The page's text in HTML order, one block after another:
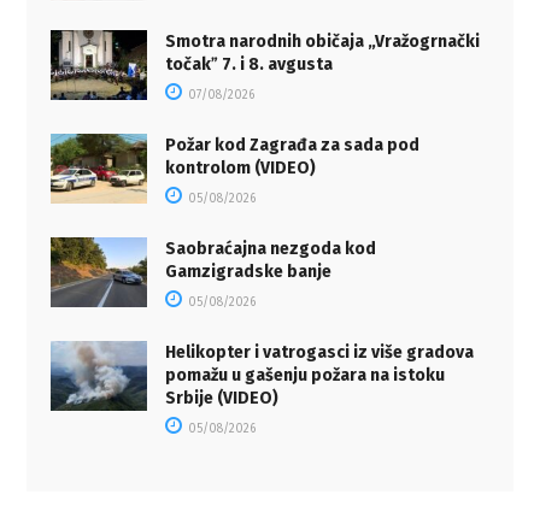
Smotra narodnih običaja „Vražogrnački
točakˮ 7. i 8. avgusta
07/08/2026
Požar kod Zagrađa za sada pod
kontrolom (VIDEO)
05/08/2026
Saobraćajna nezgoda kod
Gamzigradske banje
05/08/2026
Helikopter i vatrogasci iz više gradova
pomažu u gašenju požara na istoku
Srbije (VIDEO)
05/08/2026